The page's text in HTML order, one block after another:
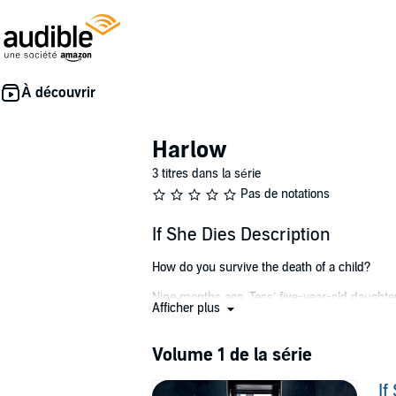
Harlow
3 titres dans la série
Pas de notations
If She Dies Description
How do you survive the death of a child?
Nine months ago, Tess’ five-year-old
go away.
Brady also has a daughter: A 12-year-old
few weeks. It isn’t fair that Brady’s daughter
When Eve goes missing, all eyes turn to
Afficher plus
Volume 1 de la série
If